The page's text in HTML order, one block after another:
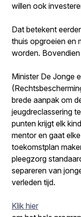
willen ook
Dat betekent
thuis opgroeien en
worden.
Minister De Jonge
brede aanpak om
jeugdreclassering
punten krijgt elk
mentor en gaat
toekomstplan
pleegzorg
separeren van
verleden tijd.
Klik hier